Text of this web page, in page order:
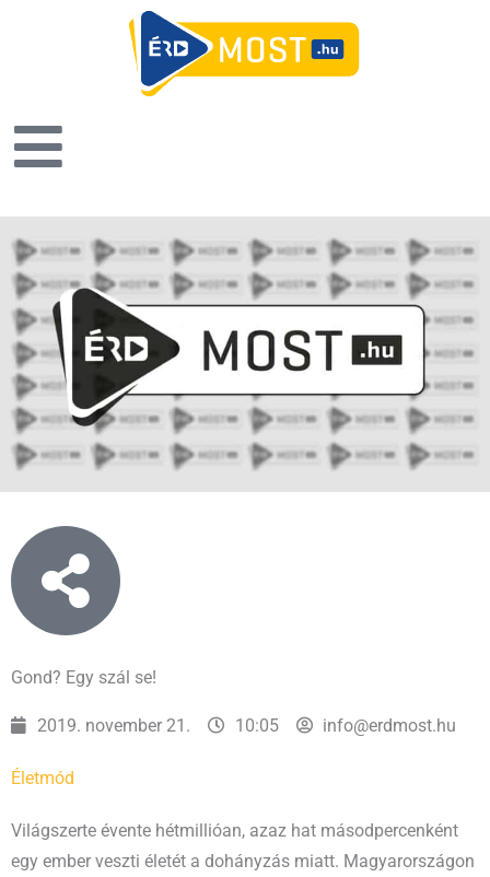
Gond? Egy szál se!
2019. november 21. 10:05 info@erdmost.hu
Életmód
Világszerte évente hétmillióan, azaz hat másodpercenként
egy ember veszti életét a dohányzás miatt. Magyarországon